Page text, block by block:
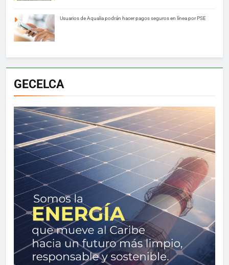
Usuarios de Aqualia podrán hacer pagos seguros en línea por PSE
GECELCA